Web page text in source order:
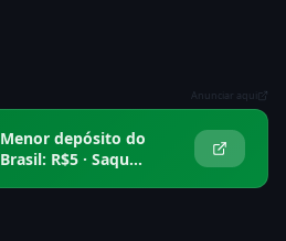
Anunciar aqui
Menor depósito do
Brasil: R$5 · Saque